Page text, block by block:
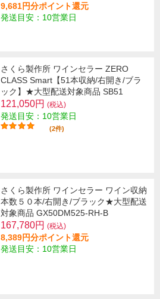
9,681円分ポイント還元
発送目安：10営業日
さくら製作所 ワインセラー ZERO
CLASS Smart【51本収納/右開き/ブラ
ック】★大型配送対象商品 SB51
121,050円 (税込)
発送目安：10営業日
(2件)
さくら製作所 ワインセラー ワイン収納
本数５０本/右開き/ブラック★大型配送
対象商品 GX50DM525-RH-B
167,780円 (税込)
8,389円分ポイント還元
発送目安：10営業日